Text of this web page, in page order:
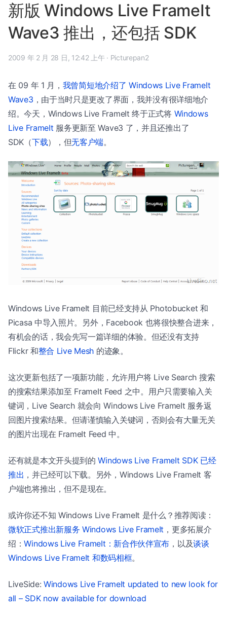
新版 Windows Live FrameIt
Wave3 推出，还包括 SDK
2009 年 2 月 28 日, 12:42 上午 · Picturepan2
在 09 年 1 月， 我曾简短地介绍了 Windows Live FrameIt
Wave3 ，由于当时只是更改了界面，我并没有很详细地介
绍。今天，Windows Live FrameIt 终于正式将 Windows
Live FrameIt 服务更新至 Wave3 了，并且还推出了
SDK（下载），但无客户端。
Windows Live FrameIt 目前已经支持从 Photobucket 和
Picasa 中导入照片。另外，Facebook 也将很快整合进来，
有机会的话，我会先写一篇详细的体验。但还没有支持
Flickr 和整合 Live Mesh 的迹象。
这次更新包括了一项新功能，允许用户将 Live Search 搜索
的搜索结果添加至 FrameIt Feed 之中。用户只需要输入关
键词，Live Search 就会向 Windows Live FrameIt 服务返
回图片搜索结果。但请谨慎输入关键词，否则会有大量无关
的图片出现在 FrameIt Feed 中。
还有就是本文开头提到的Windows Live FrameIt SDK 已经
推出 ，并已经可以下载。另外，Windows Live FrameIt 客
户端也将推出，但不是现在。
或许你还不知 Windows Live FrameIt 是什么？推荐阅读：
微软正式推出新服务 Windows Live FrameIt ，更多拓展介
绍：Windows Live FrameIt：新合作伙伴宣布 ，以及谈谈
Windows Live FrameIt 和数码相框。
LiveSide:Windows Live FrameIt updated to new look for
all – SDK now available for download